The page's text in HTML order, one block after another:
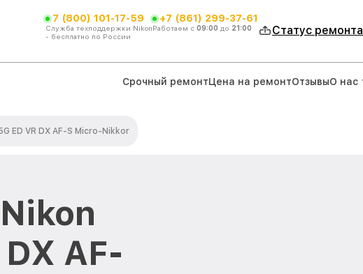
7 (800) 101-17-59
Служба техподдержки Nikon
- бесплатно по России
+7 (861) 299-37-61
Работаем с 09:00 до 21:00 Статус ремонта
Срочный ремонтЦена на ремонтОтзывыО нас
ED VR DX AF-S Micro-Nikkor
AF-